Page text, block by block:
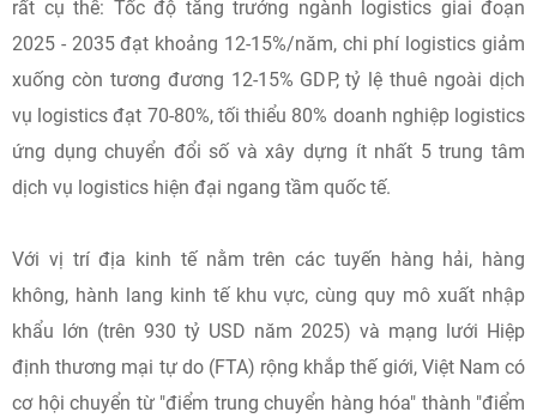
rất cụ thể: Tốc độ tăng trưởng ngành logistics giai đoạn
2025 - 2035 đạt khoảng 12-15%/năm, chi phí logistics giảm
xuống còn tương đương 12-15% GDP, tỷ lệ thuê ngoài dịch
vụ logistics đạt 70-80%, tối thiểu 80% doanh nghiệp logistics
ứng dụng chuyển đổi số và xây dựng ít nhất 5 trung tâm
dịch vụ logistics hiện đại ngang tầm quốc tế.
Với vị trí địa kinh tế nằm trên các tuyến hàng hải, hàng
không, hành lang kinh tế khu vực, cùng quy mô xuất nhập
khẩu lớn (trên 930 tỷ USD năm 2025) và mạng lưới Hiệp
định thương mại tự do (FTA) rộng khắp thế giới, Việt Nam có
cơ hội chuyển từ "điểm trung chuyển hàng hóa" thành "điểm